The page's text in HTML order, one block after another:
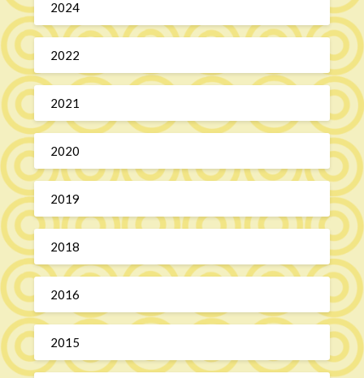
2024
2022
2021
2020
2019
2018
2016
2015